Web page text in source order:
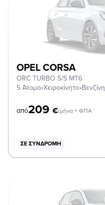
OPEL CORSA
ORC TURBO S/S MT6
5 Άτομα•Χειροκίνητο•Βενζίνη
από209 €/μήνα + ΦΠΑ
ΣΕ ΣΥΝΔΡΟΜΉ